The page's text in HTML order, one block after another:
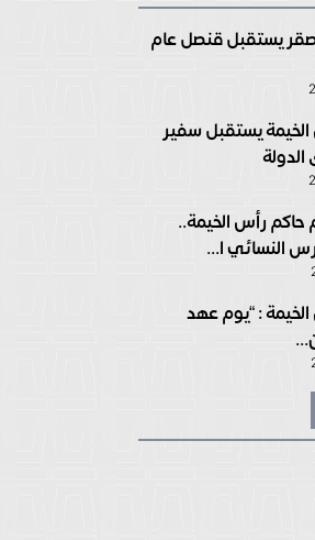
يستقبل قنصل عام
يستقبل سفير
الدولة
حاكم رأس الخيمة..
النسائي ا...
: “يوم عهد